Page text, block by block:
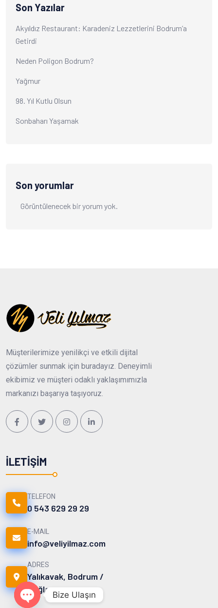
Son Yazılar
Akyıldız Restaurant: Karadeniz Lezzetlerini Bodrum’a
Getirdi
Neden Poligon Bodrum?
Yağmur
98. Yıl Kutlu Olsun
Sonbaharı Yaşamak
Son yorumlar
Görüntülenecek bir yorum yok.
Müşterilerimize yenilikçi ve etkili dijital
çözümler sunmak için buradayız. Deneyimli
ekibimiz ve müşteri odaklı yaklaşımımızla
markanızı başarıya taşıyoruz.
İLETIŞIM
TELEFON
0 543 629 29 29
E-MAIL
info@veliyilmaz.com
ADRES
Yalıkavak, Bodrum /
Muğla
Bize Ulaşın